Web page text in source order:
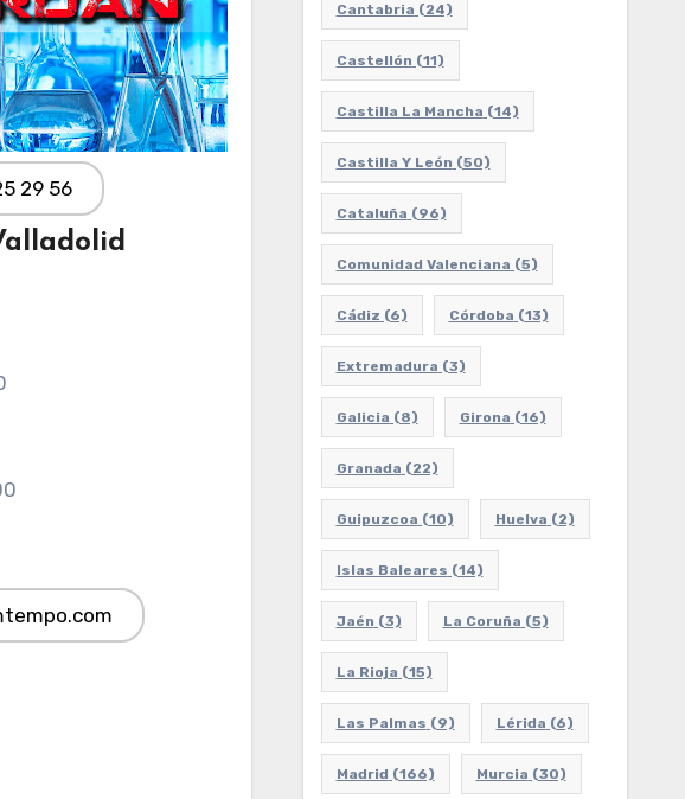
29 56
Cantabria (24)
Castellón (11)
Castilla La Mancha (14)
Castilla Y León (50)
Cataluña (96)
Comunidad Valenciana (5)
Cádiz (6) Córdoba (13)
Extremadura (3)
Galicia (8) Girona (16)
Granada (22)
Guipuzcoa (10) Huelva (2)
Islas Baleares (14)
Jaén (3) La Coruña (5)
La Rioja (15)
Las Palmas (9) Lérida (6)
Madrid (166) Murcia (30)